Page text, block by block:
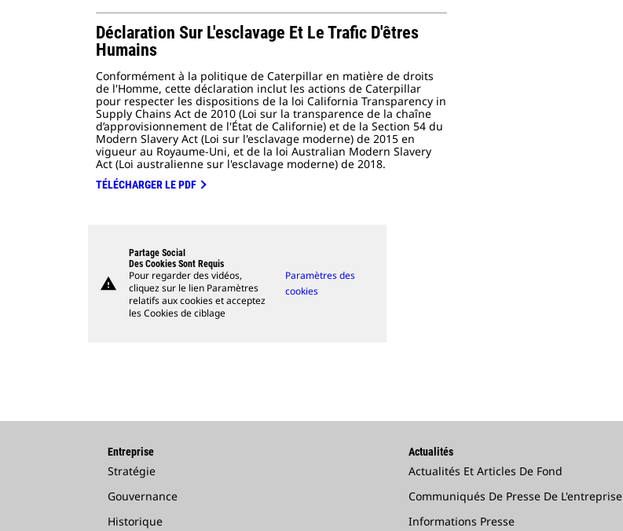
Déclaration Sur L'esclavage Et Le Trafic D'êtres
Humains
Conformément à la politique de Caterpillar en matière de droits
de l'Homme, cette déclaration inclut les actions de Caterpillar
pour respecter les dispositions de la loi California Transparency in
Supply Chains Act de 2010 (Loi sur la transparence de la chaîne
d’approvisionnement de l'État de Californie) et de la Section 54 du
Modern Slavery Act (Loi sur l'esclavage moderne) de 2015 en
vigueur au Royaume-Uni, et de la loi Australian Modern Slavery
Act (Loi australienne sur l'esclavage moderne) de 2018.
TÉLÉCHARGER LE PDF
warning
Partage Social
Des Cookies Sont Requis
Pour regarder des vidéos,
cliquez sur le lien Paramètres
relatifs aux cookies et acceptez
les Cookies de ciblage
Paramètres des
cookies
Entreprise
Stratégie
Gouvernance
Historique
Actualités
Actualités Et Articles De Fond
Communiqués De Presse De L'entreprise
Informations Presse